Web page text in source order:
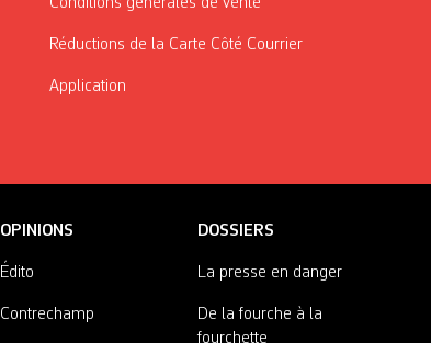
Réductions de la Carte Côté Courrier
Application
OPINIONS
Édito
Contrechamp
DOSSIERS
La presse en danger
De la fourche à la
fourchette